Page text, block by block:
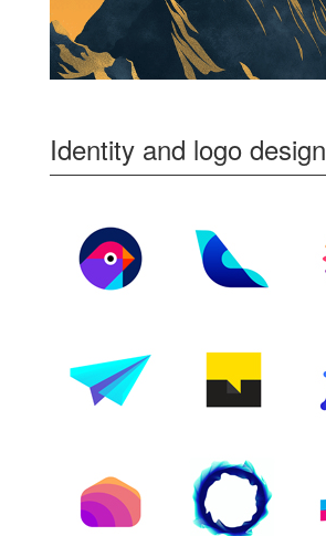
Identity and logo design